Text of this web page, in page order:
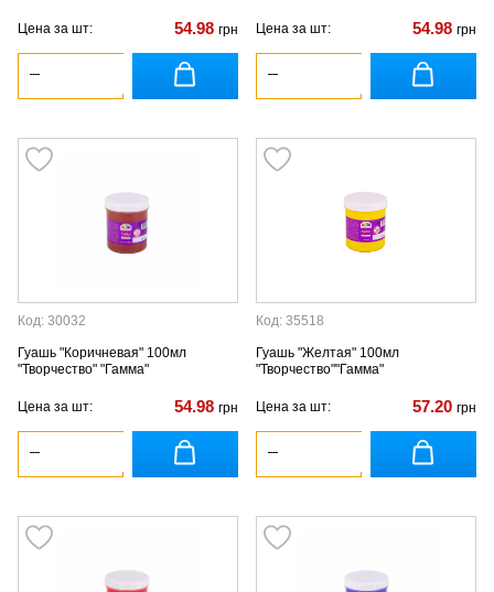
Цена за шт: 54.98 грн Цена за шт: 54.98 грн
Код: 30032
Гуашь "Коричневая" 100мл
"Творчество" "Гамма"
Цена за шт: 54.98 грн
Код: 35518
Гуашь "Желтая" 100мл
"Творчество""Гамма"
Цена за шт: 57.20 грн